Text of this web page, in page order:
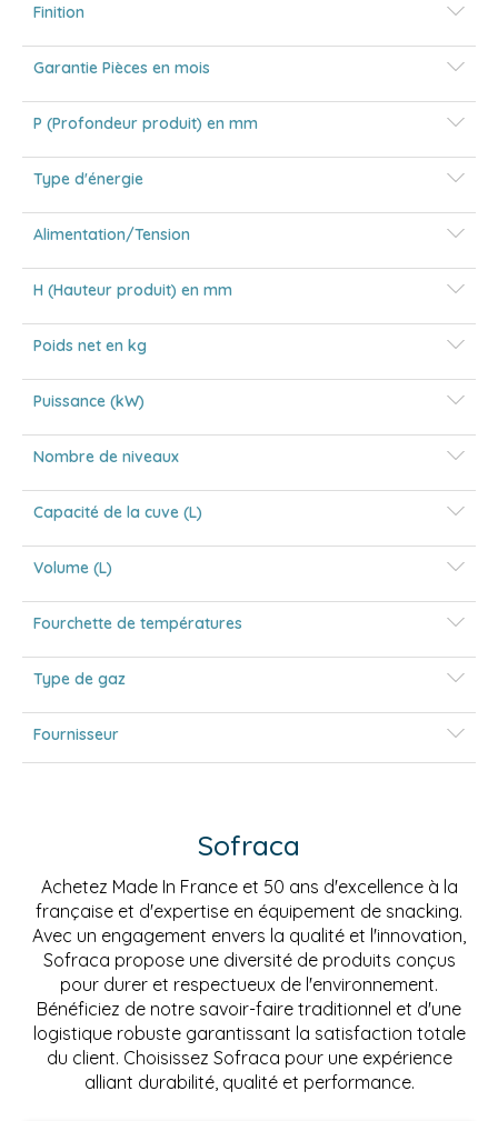
Finition
Garantie Pièces en mois
P (Profondeur produit) en mm
Type d'énergie
Alimentation/Tension
H (Hauteur produit) en mm
Poids net en kg
Puissance (kW)
Nombre de niveaux
Capacité de la cuve (L)
Volume (L)
Fourchette de températures
Type de gaz
Fournisseur
Sofraca
Achetez Made In France et 50 ans d'excellence à la
française et d'expertise en équipement de snacking.
Avec un engagement envers la qualité et l'innovation,
Sofraca propose une diversité de produits conçus
pour durer et respectueux de l'environnement.
Bénéficiez de notre savoir-faire traditionnel et d'une
logistique robuste garantissant la satisfaction totale
du client. Choisissez Sofraca pour une expérience
alliant durabilité, qualité et performance.